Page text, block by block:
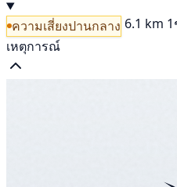
ความเสี่ยงปานกลาง 6.1 km
เหตุการณ์